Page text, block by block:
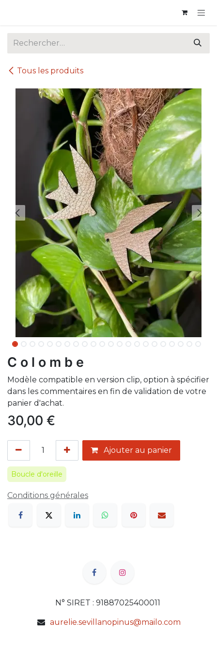
Tous les produits
C o l o m b e
Modèle compatible en version clip, option à spécifier
dans les commentaires en fin de validation de votre
panier d'achat.
30,00 €
Ajouter au panier
Boucle d'oreille
Conditions générales
N° SIRET : 91887025400011
aurelie.sevillanopinus@mailo.com